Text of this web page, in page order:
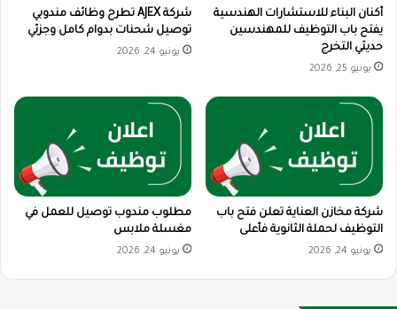
أكنان البناء للاستشارات الهندسية
يفتح باب التوظيف للمهندسين
حديثي التخرج
يونيو 25, 2026
شركة AJEX تطرح وظائف مندوبي
توصيل شحنات بدوام كامل وجزئي
يونيو 24, 2026
شركة مخازن العناية تعلن فتح باب
التوظيف لحملة الثانوية فأعلى
يونيو 24, 2026
مطلوب مندوب توصيل للعمل في
مغسلة ملابس
يونيو 24, 2026